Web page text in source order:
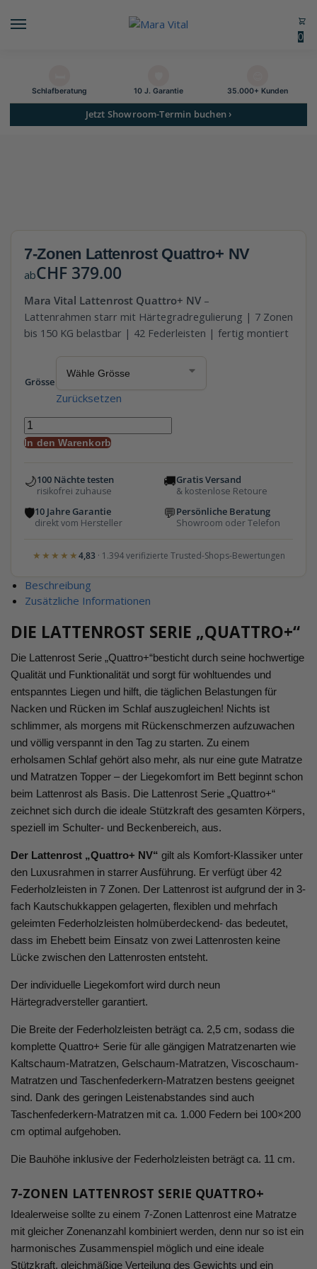
0
Schlaf­beratung 10 J. Garantie 35.000+ Kunden
Jetzt Showroom-Termin buchen ›
7-Zonen Lattenrost Quattro+ NV
abCHF 379.00
Mara Vital Lattenrost Quattro+ NV –
Lattenrahmen starr mit Härtegradregulierung | 7 Zonen
bis 150 KG belastbar | 42 Federleisten | fertig montiert
Grösse
Zurücksetzen
In den Warenkorb
🌙100 Nächte testen
risikofrei zuhause
🚚Gratis Versand
& kostenlose Retoure
🛡10 Jahre Garantie
direkt vom Hersteller
💬Persönliche Beratung
Showroom oder Telefon
★★★★★4,83 · 1.394 verifizierte Trusted-Shops-Bewertungen
Beschreibung
Zusätzliche Informationen
DIE LATTENROST SERIE „QUATTRO+“​
Die Lattenrost Serie „Quattro+“besticht durch seine hochwertige
Qualität und Funktionalität und sorgt für wohltuendes und
entspanntes Liegen und hilft, die täglichen Belastungen für
Nacken und Rücken im Schlaf auszugleichen! Nichts ist
schlimmer, als morgens mit Rückenschmerzen aufzuwachen
und völlig verspannt in den Tag zu starten. Zu einem
erholsamen Schlaf gehört also mehr, als nur eine gute Matratze
und Matratzen Topper – der Liegekomfort im Bett beginnt schon
beim Lattenrost als Basis. Die Lattenrost Serie „Quattro+“
zeichnet sich durch die ideale Stützkraft des gesamten Körpers,
speziell im Schulter- und Beckenbereich, aus.​
Der Lattenrost „Quattro+ NV“ gilt als Komfort-Klassiker unter
den Luxusrahmen in starrer Ausführung. Er verfügt über 42
Federholzleisten in 7 Zonen. Der Lattenrost ist aufgrund der in 3-
fach Kautschukkappen gelagerten, flexiblen und mehrfach
geleimten Federholzleisten holmüberdeckend- das bedeutet,
dass im Ehebett beim Einsatz von zwei Lattenrosten keine
Lücke zwischen den Lattenrosten entsteht. ​
Der individuelle Liegekomfort wird durch neun
Härtegradversteller garantiert.​
Die Breite der Federholzleisten beträgt ca. 2,5 cm, sodass die
komplette Quattro+ Serie für alle gängigen Matratzenarten wie
Kaltschaum-Matratzen, Gelschaum-Matratzen, Viscoschaum-
Matratzen und Taschenfederkern-Matratzen bestens geeignet
sind. Dank des geringen Leistenabstandes sind auch
Taschenfederkern-Matratzen mit ca. 1.000 Federn bei 100×200
cm optimal aufgehoben. ​
Die Bauhöhe inklusive der Federholzleisten beträgt ca. 11 cm. ​
7-ZONEN LATTENROST SERIE QUATTRO+​
Idealerweise sollte zu einem 7-Zonen Lattenrost eine Matratze
mit gleicher Zonenanzahl kombiniert werden, denn nur so ist ein
harmonisches Zusammenspiel möglich und eine ideale
Stützkraft, gleichmäßige Verteilung des Gewichts und ein